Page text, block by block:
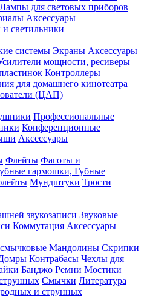
для световых приборов
Аксессуары
светильники
системы Экраны Аксессуары
мощности, ресиверы
Контроллеры
для домашнего кинотеатра
(ЦАП)
Профессиональные
Конференционные
Аксессуары
Флейты Фаготы и
гармошки, Губные
Мундштуки Трости
звукозаписи Звуковые
Коммутация Аксессуары
Мандолины Скрипки
Контрабасы Чехлы для
Банджо Ремни Мостики
Смычки Литература
и струнных